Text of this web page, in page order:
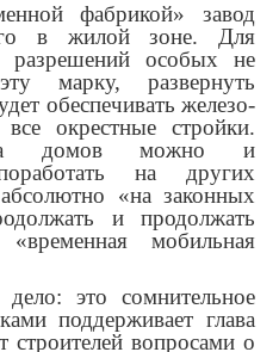
фабрикой» завод
в жилой зоне. Для
особых не
марку, развернуть
обеспечивать железо-
окрестные стройки.
домов можно и
на других
«на законных
и продолжать
мобильная
это сомнительное
поддерживает глава
строителей вопросами о